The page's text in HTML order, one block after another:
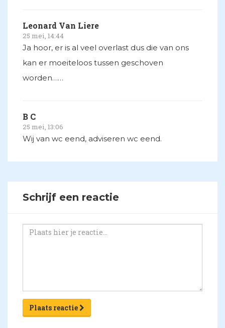
Leonard Van Liere
25 mei, 14:44
Ja hoor, er is al veel overlast dus die van ons
kan er moeiteloos tussen geschoven
worden……
B C
25 mei, 13:06
Wij van wc eend, adviseren wc eend.
Schrijf een reactie
Plaats reactie